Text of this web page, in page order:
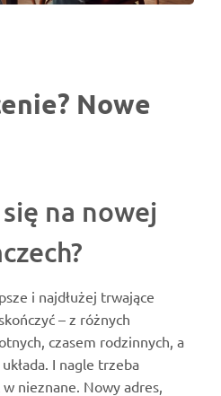
Nowe
na nowej
i najdłużej trwające
– z różnych
czasem rodzinnych, a
I nagle trzeba
nieznane. Nowy adres,